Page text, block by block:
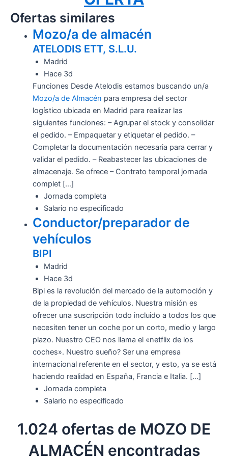
Ofertas similares
Mozo/a de almacén
ATELODIS ETT, S.L.U.
Madrid
Hace 3d
Funciones Desde Atelodis estamos buscando un/a
Mozo/a de Almacén para empresa del sector
logístico ubicada en Madrid para realizar las
siguientes funciones: – Agrupar el stock y consolidar
el pedido. – Empaquetar y etiquetar el pedido. –
Completar la documentación necesaria para cerrar y
validar el pedido. – Reabastecer las ubicaciones de
almacenaje. Se ofrece – Contrato temporal jornada
complet […]
Jornada completa
Salario no especificado
Conductor/preparador de
vehículos
BIPI
Madrid
Hace 3d
Bipi es la revolución del mercado de la automoción y
de la propiedad de vehículos. Nuestra misión es
ofrecer una suscripción todo incluido a todos los que
necesiten tener un coche por un corto, medio y largo
plazo. Nuestro CEO nos llama el «netflix de los
coches». Nuestro sueño? Ser una empresa
internacional referente en el sector, y esto, ya se está
haciendo realidad en España, Francia e Italia. […]
Jornada completa
Salario no especificado
1.024 ofertas de MOZO DE
ALMACÉN encontradas